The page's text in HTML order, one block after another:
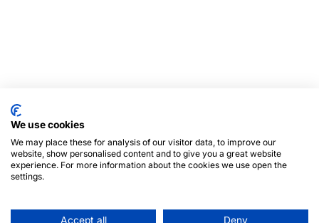
We use cookies
We may place these for analysis of our visitor data, to improve our
website, show personalised content and to give you a great website
experience. For more information about the cookies we use open the
settings.
Accept all Deny